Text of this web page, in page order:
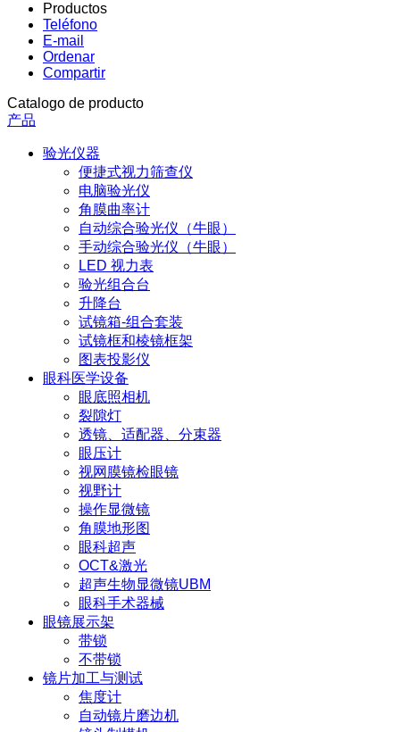
Productos
Teléfono
E-mail
Ordenar
Compartir
Catalogo de producto
产品
验光仪器
便捷式视力筛查仪
电脑验光仪
角膜曲率计
自动综合验光仪（牛眼）
手动综合验光仪（牛眼）
LED 视力表
验光组合台
升降台
试镜箱-组合套装
试镜框和棱镜框架
图表投影仪
眼科医学设备
眼底照相机
裂隙灯
透镜、适配器、分束器
眼压计
视网膜镜检眼镜
视野计
操作显微镜
角膜地形图
眼科超声
OCT&激光
超声生物显微镜UBM
眼科手术器械
眼镜展示架
带锁
不带锁
镜片加工与测试
焦度计
自动镜片磨边机